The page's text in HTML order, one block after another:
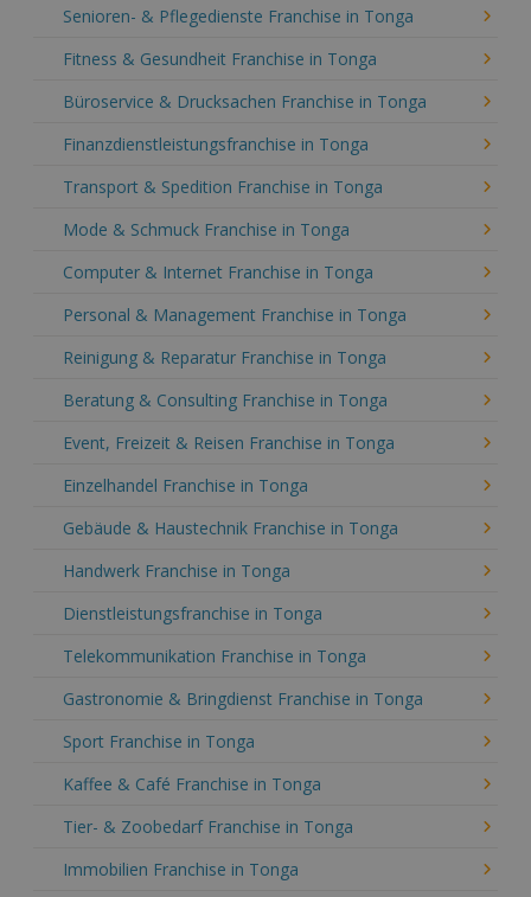
Senioren- & Pflegedienste Franchise in Tonga
Fitness & Gesundheit Franchise in Tonga
Büroservice & Drucksachen Franchise in Tonga
Finanzdienstleistungsfranchise in Tonga
Transport & Spedition Franchise in Tonga
Mode & Schmuck Franchise in Tonga
Computer & Internet Franchise in Tonga
Personal & Management Franchise in Tonga
Reinigung & Reparatur Franchise in Tonga
Beratung & Consulting Franchise in Tonga
Event, Freizeit & Reisen Franchise in Tonga
Einzelhandel Franchise in Tonga
Gebäude & Haustechnik Franchise in Tonga
Handwerk Franchise in Tonga
Dienstleistungsfranchise in Tonga
Telekommunikation Franchise in Tonga
Gastronomie & Bringdienst Franchise in Tonga
Sport Franchise in Tonga
Kaffee & Café Franchise in Tonga
Tier- & Zoobedarf Franchise in Tonga
Immobilien Franchise in Tonga